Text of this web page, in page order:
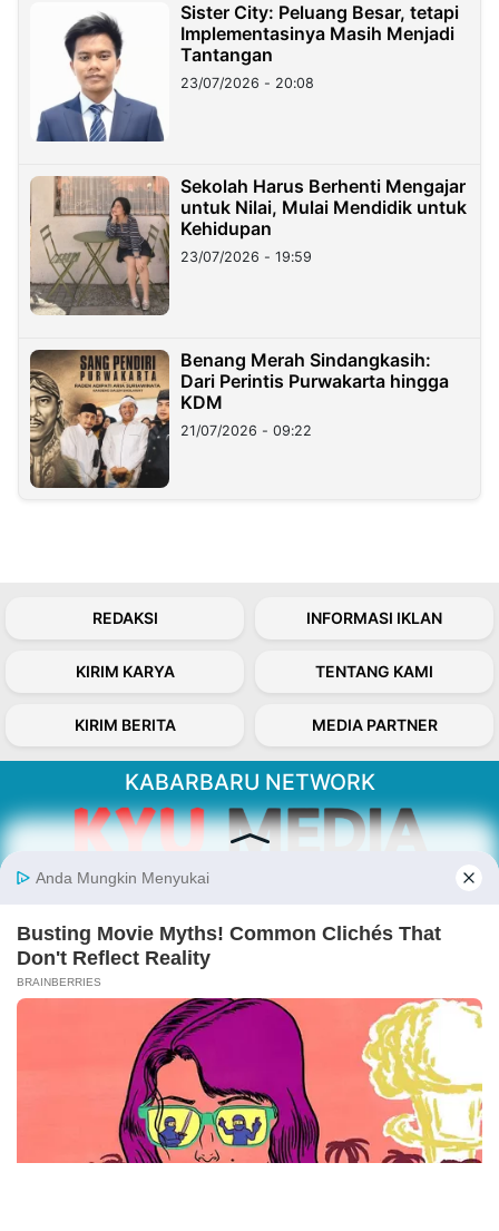
Sister City: Peluang Besar, tetapi
Implementasinya Masih Menjadi
Tantangan
23/07/2026 - 20:08
Sekolah Harus Berhenti Mengajar
untuk Nilai, Mulai Mendidik untuk
Kehidupan
23/07/2026 - 19:59
Benang Merah Sindangkasih:
Dari Perintis Purwakarta hingga
KDM
21/07/2026 - 09:22
REDAKSI INFORMASI IKLAN
KIRIM KARYA TENTANG KAMI
KIRIM BERITA MEDIA PARTNER
KABARBARU NETWORK
Kabarbaru.co menyajikan berita aktual dan
inspiratif dari sudut pandang berbaik sangka
Follow Kabarbaru